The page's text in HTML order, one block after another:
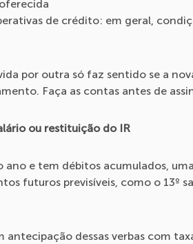
de crédito: em geral,
por outra só faz sentido se a
Faça as contas antes de
ou restituição do IR
ano e tem débitos acumulados,
futuros previsíveis, como o 13º
antecipação dessas verbas com